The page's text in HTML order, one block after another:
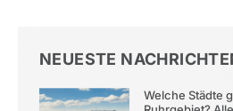
NEUESTE
Welche Städte